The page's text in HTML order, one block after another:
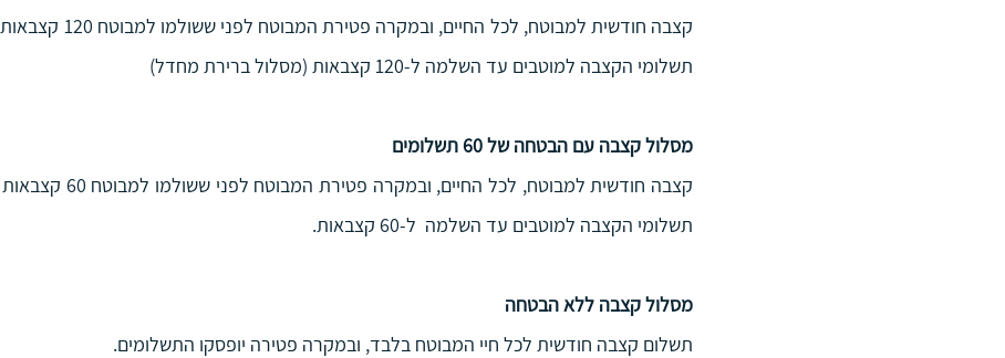
תשלומי הקצבה למוטבים עד השלמה ל-120 קצבאות (מסלול ברירת מחדל)
מסלול קצבה עם הבטחה של 60 תשלומים
תשלומי הקצבה למוטבים עד השלמה  ל-60 קצבאות.
מסלול קצבה ללא הבטחה
תשלום קצבה חודשית לכל חיי המבוטח בלבד, ובמקרה פטירה יופסקו התשלומים.